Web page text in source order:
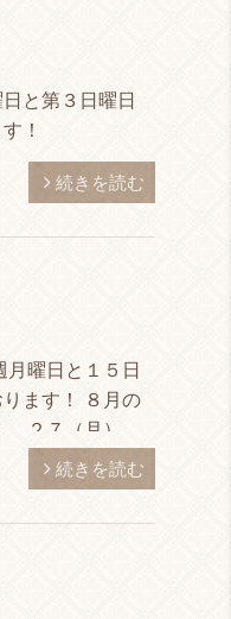
と第３日曜日
！
続きを読む
日と１５日
ります！ ８月の
７（月）
（日）：：：
日（月）と２
続きを読む